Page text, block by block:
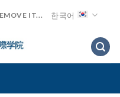
IT... 한국어